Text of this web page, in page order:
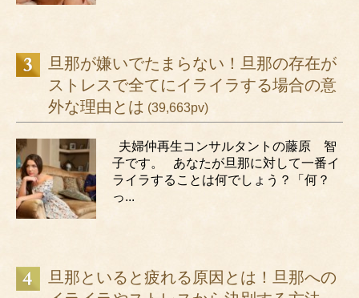
旦那が嫌いでたまらない！旦那の存在が
ストレスで全てにイライラする場合の意
外な理由とは (39,663pv)
夫婦仲再生コンサルタントの藤原 智
子です。 あなたが旦那に対して一番イ
ライラすることは何でしょう？「何？
っ...
旦那といると疲れる原因とは！旦那への